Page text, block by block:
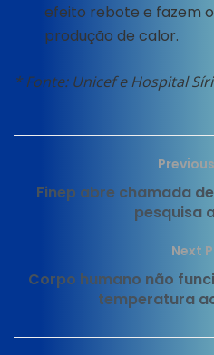
efeito rebote e fazem
produção de calor.
* Fonte: Unicef e Hospital
Finep abre chamada
pesquisa
Next
Corpo humano não
temperatura